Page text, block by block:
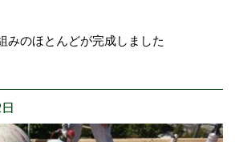
みのほとんどが完成しました